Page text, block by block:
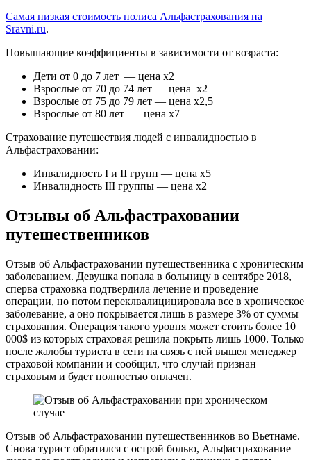
Самая низкая стоимость полиса Альфастрахования на
Sravni.ru.
Повышающие коэффициенты в зависимости от возраста:
Дети от 0 до 7 лет — цена х2
Взрослые от 70 до 74 лет — цена х2
Взрослые от 75 до 79 лет — цена х2,5
Взрослые от 80 лет — цена х7
Страхование путешествия людей с инвалидностью в
Альфастраховании:
Инвалидность I и II групп — цена х5
Инвалидность III группы — цена х2
Отзывы об Альфастраховании
путешественников
Отзыв об Альфастраховании путешественника с хроническим
заболеванием. Девушка попала в больницу в сентябре 2018,
сперва страховка подтвердила лечение и проведение
операции, но потом переклвалицицировала все в хроническое
заболевание, а оно покрывается лишь в размере 3% от суммы
страхования. Операция такого уровня может стоить более 10
000$ из которых страховая решила покрыть лишь 1000. Только
после жалобы туриста в сети на связь с ней вышел менеджер
страховой компании и сообщил, что случай признан
страховым и будет полностью оплачен.
Отзыв об Альфастраховании путешественников во Вьетнаме.
Снова турист обратился с острой болью, Альфастрахование